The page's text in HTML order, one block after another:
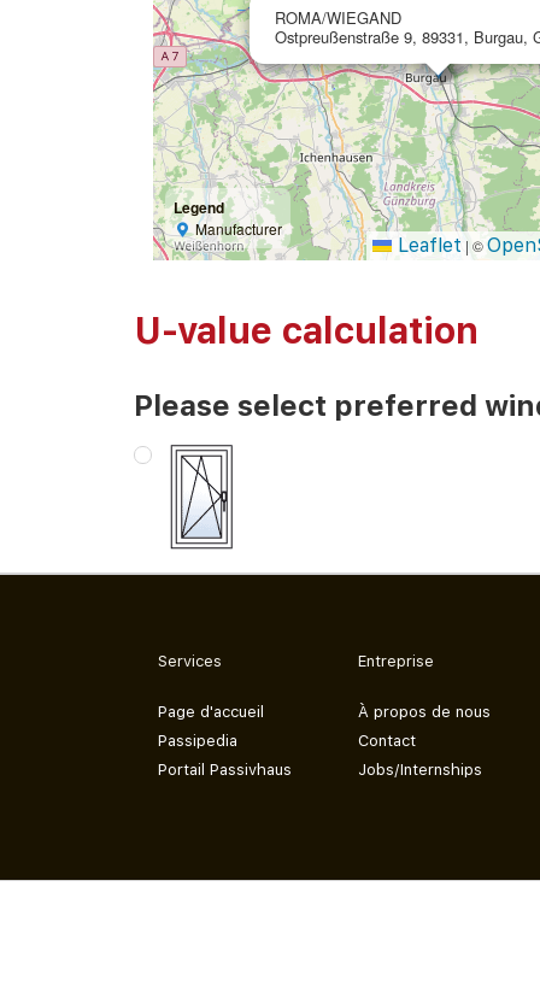
ROMA/WIEGAND
Ostpreußenstraße 9, 89331, Burgau,
Legend
Manufacturer
Leaflet | ©
U-value calculation
Please select preferred
Services
Page d'accueil
Passipedia
Portail Passivhaus
Entreprise
À propos de nous
Contact
Jobs/Internships